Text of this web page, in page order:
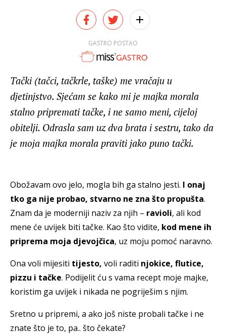
GASTRO POSTAO
Tački (tačci, tačkrle, taške) me vračaju u
djetinjstvo. Sjećam se kako mi je majka morala
stalno pripremati tačke, i ne samo meni, cijeloj
obitelji. Odrasla sam uz dva brata i sestru, tako da
je moja majka morala praviti jako puno tački.
Obožavam ovo jelo, mogla bih ga stalno jesti. I onaj
tko ga nije probao, stvarno ne zna što propušta.
Znam da je moderniji naziv za njih – ravioli, ali kod
mene će uvijek biti tačke. Kao što vidite, kod mene ih
priprema moja djevojčica, uz moju pomoć naravno.
Ona voli mijesiti tijesto, voli raditi njokice, flutice,
pizzu i tačke. Podijelit ću s vama recept moje majke,
koristim ga uvijek i nikada ne pogriješim s njim.
Sretno u pripremi, a ako još niste probali tačke i ne
znate što je to, pa.. što čekate?